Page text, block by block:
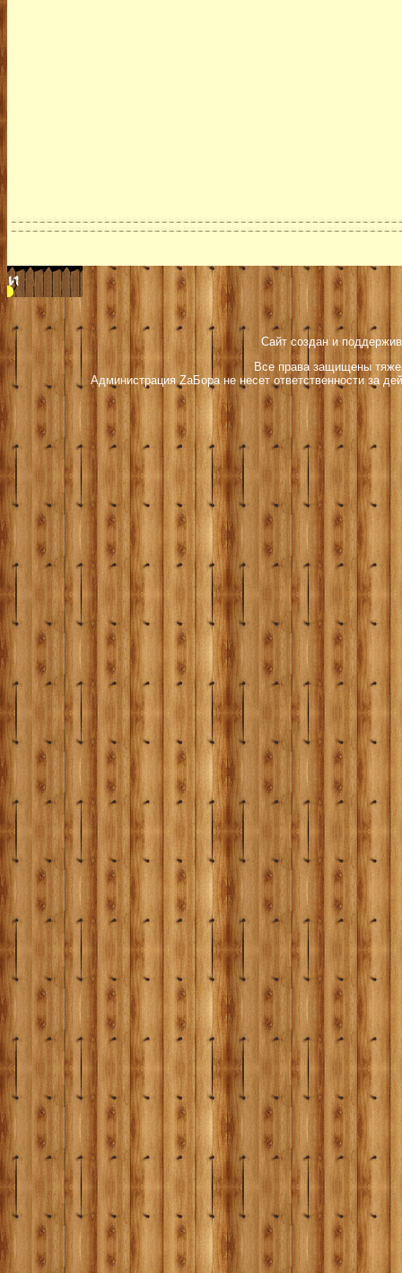
Сайт создан и
Все права защищены
Администрация ZаБора не несет ответственности за